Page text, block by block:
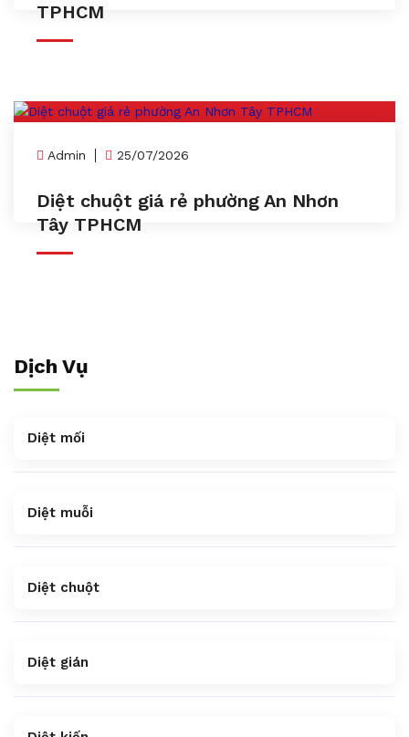
TPHCM
Admin 25/07/2026
Diệt chuột giá rẻ phường An Nhơn
Tây TPHCM
Dịch Vụ
Diệt mối
Diệt muỗi
Diệt chuột
Diệt gián